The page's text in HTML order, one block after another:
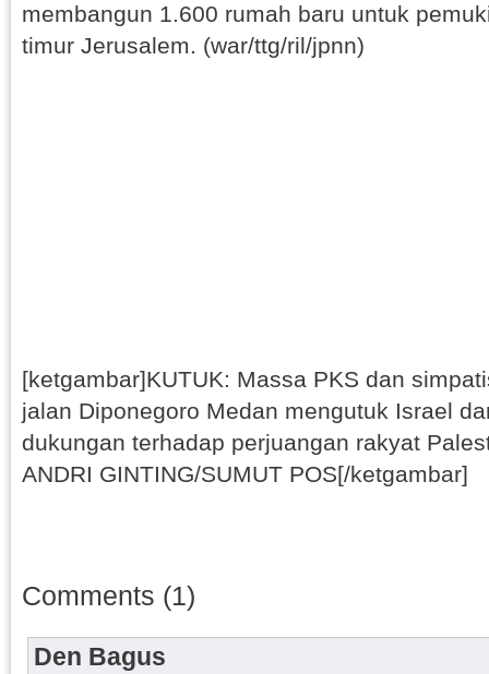
membangun 1.600 rumah baru untuk
timur Jerusalem. (war/ttg/ril/jpnn)
[ketgambar]KUTUK: Massa PKS dan
jalan Diponegoro Medan mengutuk Israel
dukungan terhadap perjuangan rakyat
ANDRI GINTING/SUMUT POS[/ketgambar]
Comments (1)
Den Bagus